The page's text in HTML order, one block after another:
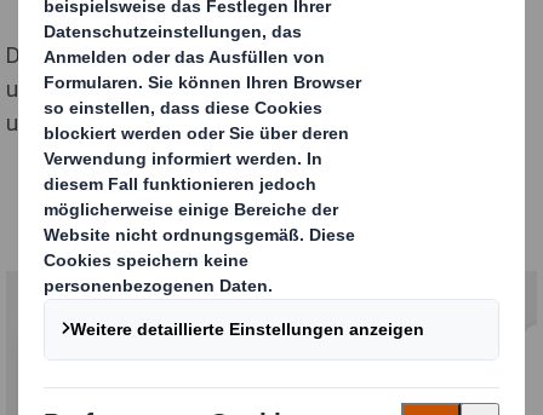
Durch die Kombination der Stärken und Kompetenzen
unserer beiden Unternehmen sind wir in der Lage,
unsere Kunden besser als je zuvor zu bedienen.
Gemeinsam stärker